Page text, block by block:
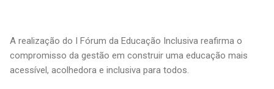
A realização do I Fórum da Educação Inclusiva reafirma o
compromisso da gestão em construir uma educação mais
acessível, acolhedora e inclusiva para todos.